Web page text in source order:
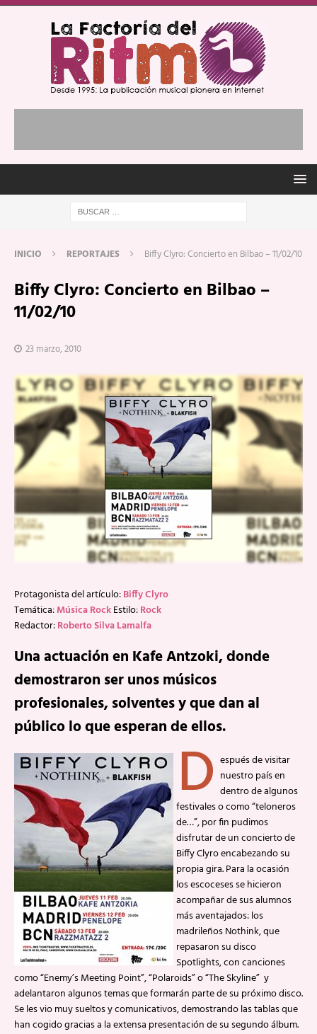
INICIO REPORTAJES Biffy Clyro: Concierto en Bilbao – 11/02/10
Biffy Clyro: Concierto en Bilbao –
11/02/10
23 marzo, 2010
Protagonista del artículo:Biffy Clyro
Temática:Música RockEstilo:Rock
Redactor:Roberto Silva Lamalfa
Una actuación en Kafe Antzoki, donde
demostraron ser unos músicos
profesionales, solventes y que dan al
público lo que esperan de ellos.
D espués de visitar
nuestro país en
dentro de algunos
festivales o como “teloneros
de…”, por fin pudimos
disfrutar de un concierto de
Biffy Clyro encabezando su
propia gira. Para la ocasión
los escoceses se hicieron
acompañar de sus alumnos
más aventajados: los
madrileños Nothink, que
repasaron su disco
Spotlights, con canciones
como “Enemy’s Meeting Point”, “Polaroids” o “The Skyline” y
adelantaron algunos temas que formarán parte de su próximo disco.
Se les vio muy sueltos y comunicativos, demostrando las tablas que
han cogido gracias a la extensa presentación de su segundo álbum.